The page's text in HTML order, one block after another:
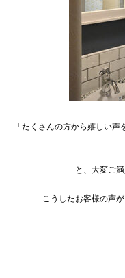
「たくさんの方から嬉しい
と、大変ご
こうしたお客様の声